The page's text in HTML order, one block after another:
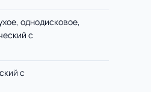
однодисковое,
с
с